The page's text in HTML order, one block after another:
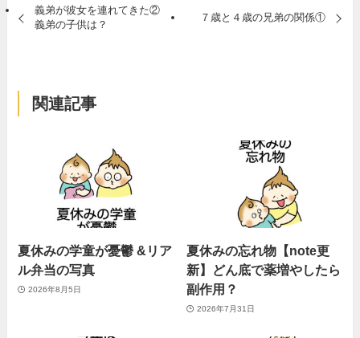
義弟が彼女を連れてきた②
義弟の子供は？
７歳と４歳の兄弟の関係①
関連記事
夏休みの学童が憂鬱 &リア
ル弁当の写真
2026年8月5日
夏休みの忘れ物【note更
新】どん底で薬増やしたら
副作用？
2026年7月31日